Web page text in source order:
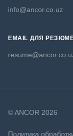
info@ancor.co.uz
EMAIL ДЛЯ
© ANCOR 2026
Политика